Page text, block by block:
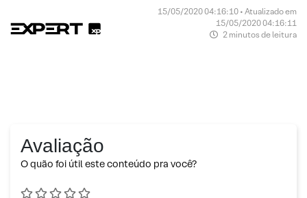
15/05/2020 04:16:10 • Atualizado em
15/05/2020 04:16:11
2 minutos de leitura
Avaliação
O quão foi útil este conteúdo pra você?